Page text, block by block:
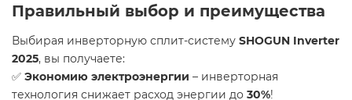
Правильный выбор и преимущества
Выбирая инверторную сплит-систему SHOGUN Inverter
2025, вы получаете:
✅ Экономию электроэнергии – инверторная
технология снижает расход энергии до 30%!